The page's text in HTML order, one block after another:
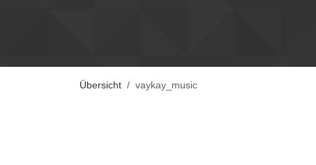
Übersicht vaykay_music